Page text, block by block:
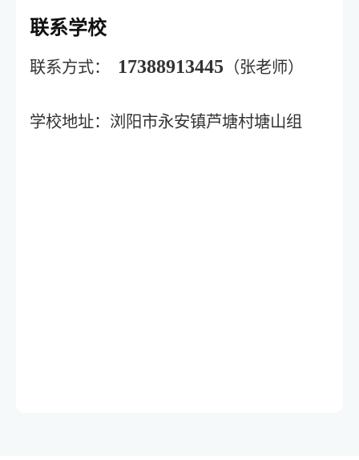
联系学校
联系方式： 17388913445 （张老师）
学校地址：浏阳市永安镇芦塘村塘山组